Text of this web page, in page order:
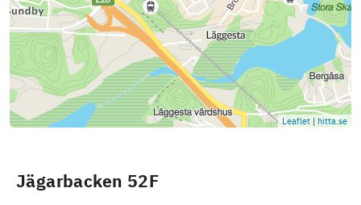
Leaflet | hitta.se
Jägarbacken 52F